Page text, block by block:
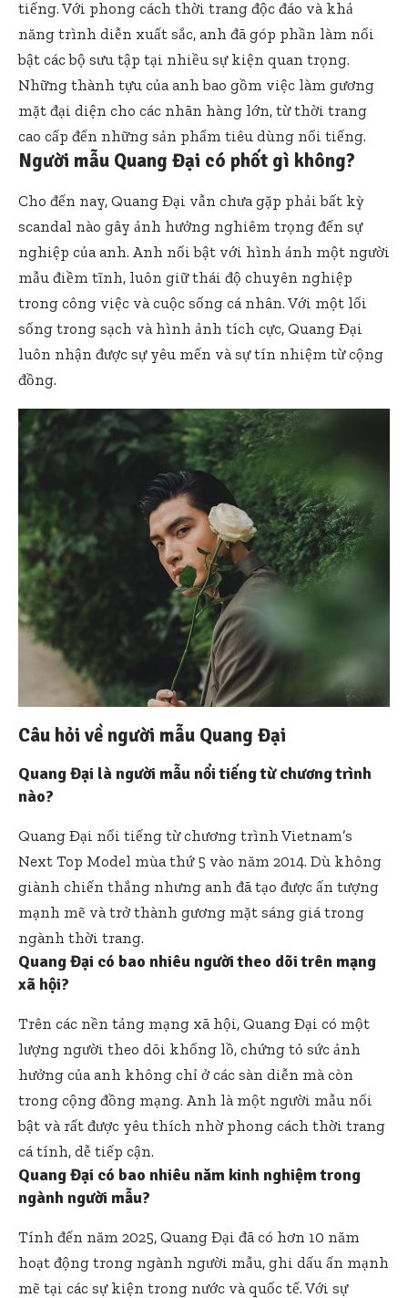
tiếng. Với phong cách thời trang độc đáo và khả
năng trình diễn xuất sắc, anh đã góp phần làm nổi
bật các bộ sưu tập tại nhiều sự kiện quan trọng.
Những thành tựu của anh bao gồm việc làm gương
mặt đại diện cho các nhãn hàng lớn, từ thời trang
cao cấp đến những sản phẩm tiêu dùng nổi tiếng.
Người mẫu Quang Đại có phốt gì không?
Cho đến nay, Quang Đại vẫn chưa gặp phải bất kỳ
scandal nào gây ảnh hưởng nghiêm trọng đến sự
nghiệp của anh. Anh nổi bật với hình ảnh một người
mẫu điềm tĩnh, luôn giữ thái độ chuyên nghiệp
trong công việc và cuộc sống cá nhân. Với một lối
sống trong sạch và hình ảnh tích cực, Quang Đại
luôn nhận được sự yêu mến và sự tín nhiệm từ cộng
đồng.
Câu hỏi về người mẫu Quang Đại
Quang Đại là người mẫu nổi tiếng từ chương trình
nào?
Quang Đại nổi tiếng từ chương trình Vietnam’s
Next Top Model mùa thứ 5 vào năm 2014. Dù không
giành chiến thắng nhưng anh đã tạo được ấn tượng
mạnh mẽ và trở thành gương mặt sáng giá trong
ngành thời trang.
Quang Đại có bao nhiêu người theo dõi trên mạng
xã hội?
Trên các nền tảng mạng xã hội, Quang Đại có một
lượng người theo dõi khổng lồ, chứng tỏ sức ảnh
hưởng của anh không chỉ ở các sàn diễn mà còn
trong cộng đồng mạng. Anh là một người mẫu nổi
bật và rất được yêu thích nhờ phong cách thời trang
cá tính, dễ tiếp cận.
Quang Đại có bao nhiêu năm kinh nghiệm trong
ngành người mẫu?
Tính đến năm 2025, Quang Đại đã có hơn 10 năm
hoạt động trong ngành người mẫu, ghi dấu ấn mạnh
mẽ tại các sự kiện trong nước và quốc tế. Với sự